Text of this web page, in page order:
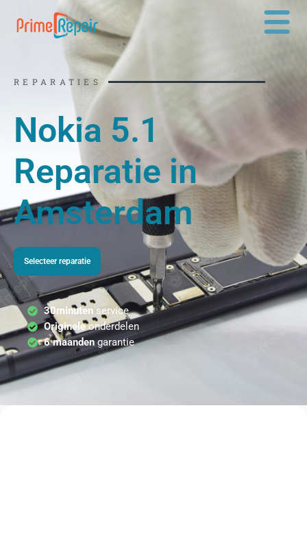
naar
REPARATIES
Nokia 5.1
Reparatie in
Amsterdam
Selecteer reparatie
30minutenservice
Origineleonderdelen
6 maandengarantie